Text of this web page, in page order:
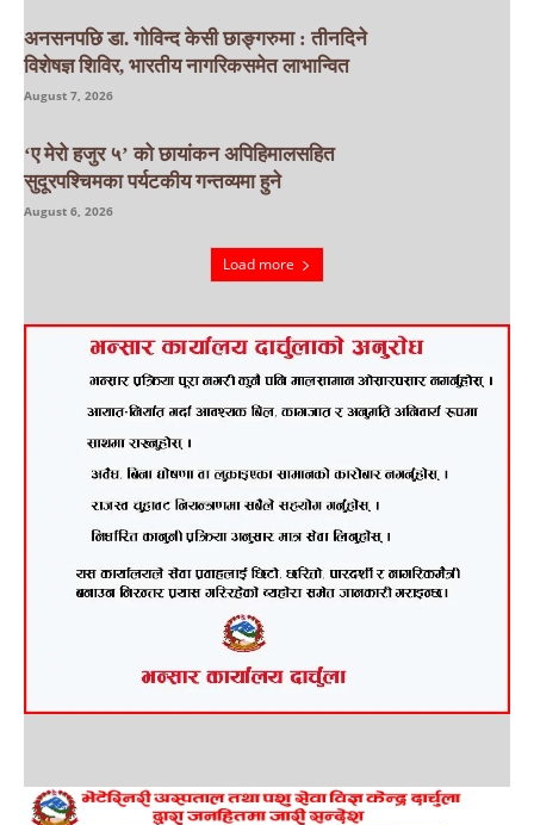
अनसनपछि डा. गोविन्द केसी छाङ्गरुमा : तीनदिने
विशेषज्ञ शिविर, भारतीय नागरिकसमेत लाभान्वित
August 7, 2026
‘ए मेरो हजुर ५’ को छायांकन अपिहिमालसहित
सुदूरपश्चिमका पर्यटकीय गन्तव्यमा हुने
August 6, 2026
Load more